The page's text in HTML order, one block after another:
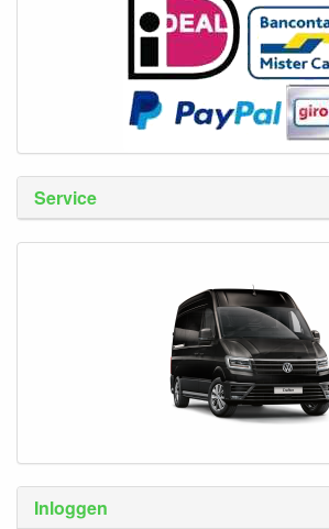
Service
Inloggen